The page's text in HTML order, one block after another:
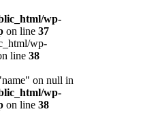
wp-
on line 37
wp-
line 38
on null in
wp-
on line 38